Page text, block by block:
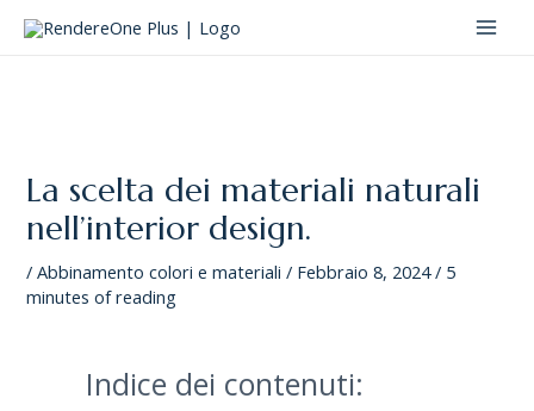
La scelta dei materiali naturali
nell’interior design.
/Abbinamento colori e materiali / Febbraio 8, 2024/ 5
minutes of reading
Indice dei contenuti:
Navigazione
articoli